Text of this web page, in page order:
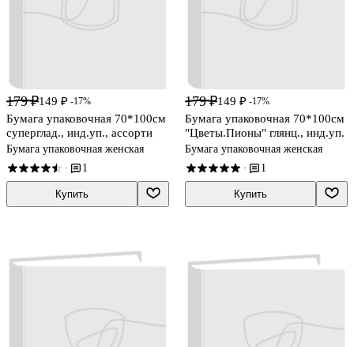
179 ₽149 ₽ -17%
Бумага упаковочная 70*100см
суперглад., инд.уп., ассорти
Бумага упаковочная женская
· 1
Купить
179 ₽149 ₽ -17%
Бумага упаковочная 70*100см
"Цветы.Пионы" глянц., инд.уп.
Бумага упаковочная женская
· 1
Купить